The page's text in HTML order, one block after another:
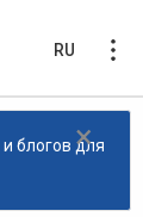
RU
×
блогов для